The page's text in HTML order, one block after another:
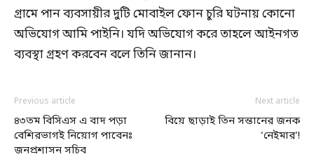
গ্রামে পান ব্যবসায়ীর দুটি মোবাইল ফোন চুরি ঘটনায় কোনো
অভিযোগ আমি পাইনি। যদি অভিযোগ করে তাহলে আইনগত
ব্যবস্থা গ্রহণ করবেন বলে তিনি জানান।
Previous article
৪৩তম বিসিএস এ বাদ পড়া
বেশিরভাগই নিয়োগ পাবেনঃ
জনপ্রশাসন সচিব
Next article
বিয়ে ছাড়াই তিন সন্তানের জনক
‘নেইমার’!